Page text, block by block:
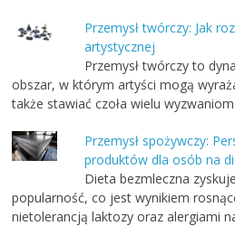
Przemysł twórczy: Jak
artystycznej
Przemysł twórczy to
obszar, w którym artyści mogą
także stawiać czoła wielu wyzwaniom
Przemysł spożywczy:
produktów dla osób na
Dieta bezmleczna
popularność, co jest wynikiem
nietolerancją laktozy oraz alergiami